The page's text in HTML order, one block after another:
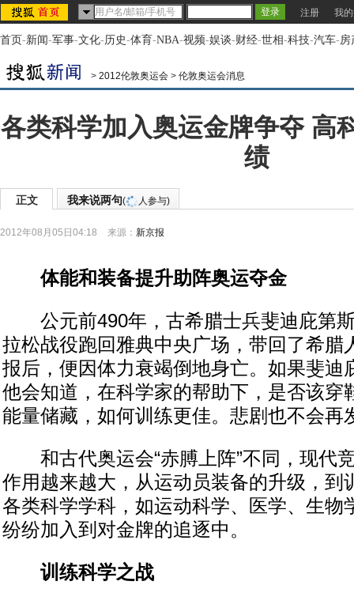
注册 我
首页-新闻-军事-文化-历史-体育-NBA-视频-娱谈-财经-世相-科技-汽车-房
> 2012伦敦奥运会 > 伦敦奥运会消息
各类科学加入奥运金牌争夺 高
绩
正文 我来说两句( 人参与)
2012年08月05日04:18 来源： 新京报
体能和装备提升助阵奥运夺金
公元前490年，古希腊士兵斐迪庇第斯
拉松战役跑回雅典中央广场，带回了希腊
报后，便因体力衰竭倒地身亡。如果斐迪
他会知道，在科学家的帮助下，是否该穿
能量储藏，如何训练更佳。悲剧也不会再
和古代奥运会“赤膊上阵”不同，现代
作用越来越大，从运动员装备的升级，到
各类科学学科，如运动科学、医学、生物
纷纷加入到对金牌的追逐中。
训练科学之战